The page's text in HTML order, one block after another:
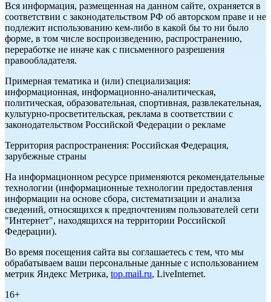
Вся информация, размещенная на данном сайте, охраняется в
соответствии с законодательством РФ об авторском праве и не
подлежит использованию кем-либо в какой бы то ни было
форме, в том числе воспроизведению, распространению,
переработке не иначе как с письменного разрешения
правообладателя.
Примерная тематика и (или) специализация:
информационная, информационно-аналитическая,
политическая, образовательная, спортивная, развлекательная,
культурно-просветительская, реклама в соответствии с
законодательством Российской Федерации о рекламе
Территория распространения: Российская Федерация,
зарубежные страны
На информационном ресурсе применяются рекомендательные
технологии (информационные технологии предоставления
информации на основе сбора, систематизации и анализа
сведений, относящихся к предпочтениям пользователей сети
"Интернет", находящихся на территории Российской
Федерации).
Во время посещения сайта вы соглашаетесь с тем, что мы
обрабатываем ваши персональные данные с использованием
метрик Яндекс Метрика, top.mail.ru, LiveInternet.
16+